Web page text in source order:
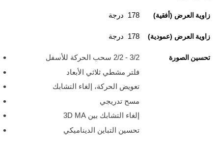
زاوية العرض (أفقية) 178 درجة
زاوية العرض (عمودية) 178 درجة
تحسين الصورة
3/2 - 2/2 سحب الحركة للأسفل
فلتر مشطي ثلاثي الأبعاد
تعويض الحركة، إلغاء التشابك
مسح تدريجي
إلغاء التشابك بين 3D MA
تحسين التباين الديناميكي